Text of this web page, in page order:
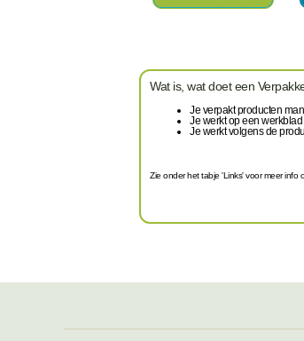
Wat is, wat doet een
Je verpakt producten
Je werkt op een
Je werkt volgens de
Zie onder het tabje 'Links' voor meer info